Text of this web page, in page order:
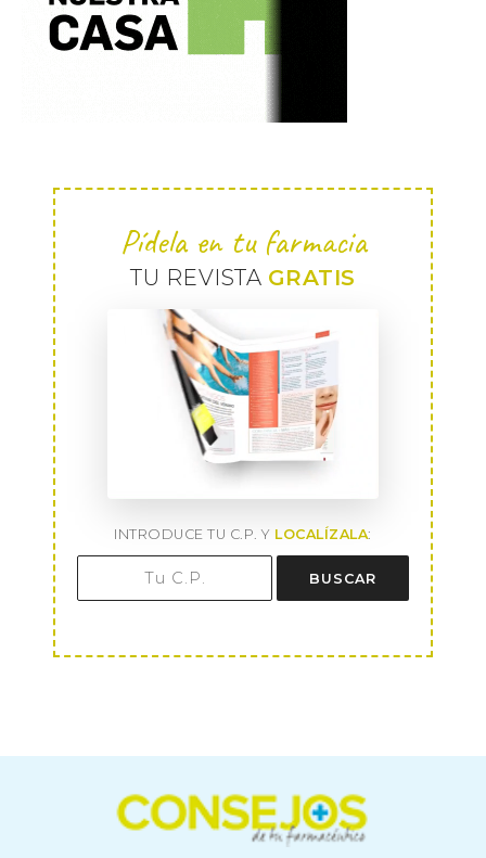
Pídela en tu farmacia
TU REVISTA GRATIS
INTRODUCE TU C.P. Y LOCALÍZALA:
BUSCAR